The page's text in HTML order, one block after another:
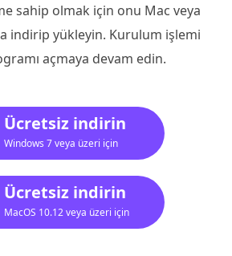
sahip olmak için onu Mac veya
indirip yükleyin. Kurulum işlemi
açmaya devam edin.
Ücretsiz indirin
Windows 7 veya üzeri için
Ücretsiz indirin
MacOS 10.12 veya üzeri için